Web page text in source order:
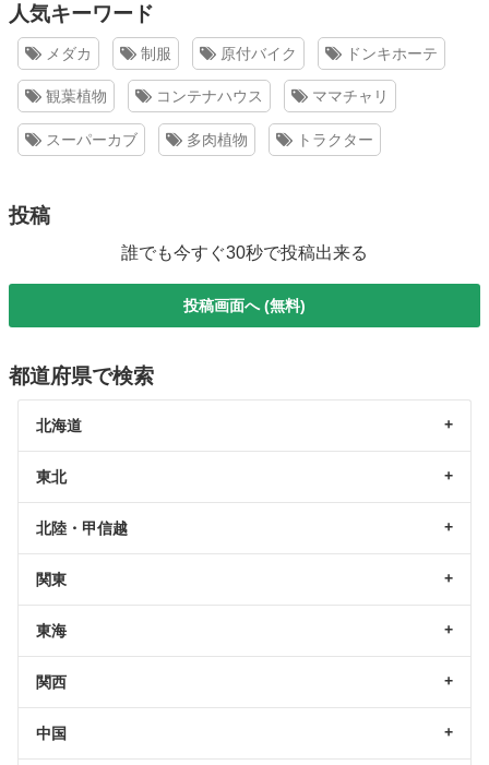
人気キーワード
メダカ 制服 原付バイク ドンキホーテ
観葉植物 コンテナハウス ママチャリ
スーパーカブ 多肉植物 トラクター
投稿
誰でも今すぐ30秒で投稿出来る
投稿画面へ (無料)
都道府県で検索
北海道
東北
北陸・甲信越
関東
東海
関西
中国